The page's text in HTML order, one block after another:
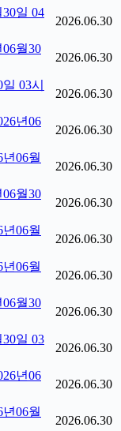
일 04
2026.06.30
월30
2026.06.30
03시
2026.06.30
년06
2026.06.30
06월
2026.06.30
월30
2026.06.30
06월
2026.06.30
06월
2026.06.30
월30
2026.06.30
일 03
2026.06.30
년06
2026.06.30
06월
2026.06.30